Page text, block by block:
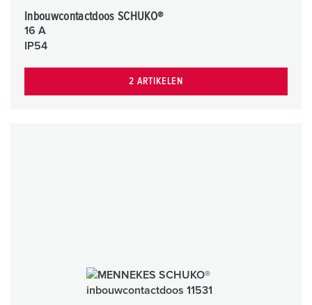
Inbouwcontactdoos SCHUKO®
16 A
IP54
2 ARTIKELEN